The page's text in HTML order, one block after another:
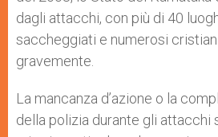
dagli attacchi, con più di 40
saccheggiati e numerosi
gravemente.
La mancanza d’azione o la
della polizia durante gli attacchi